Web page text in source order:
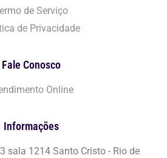
de Serviço
de Privacidade
Fale Conosco
Online
Informações
sala 1214 Santo Cristo - Rio de